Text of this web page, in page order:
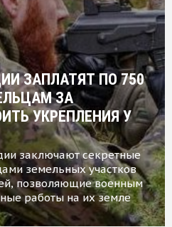
ЗАПЛАТЯТ ПО 750
ЗА
УКРЕПЛЕНИЯ У
заключают секретные
земельных участков
позволяющие военным
работы на их земле